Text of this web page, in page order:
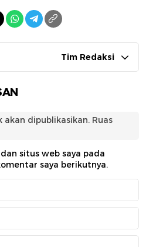
Tim Redaksi
dipublikasikan. Ruas
situs web saya pada
saya berikutnya.